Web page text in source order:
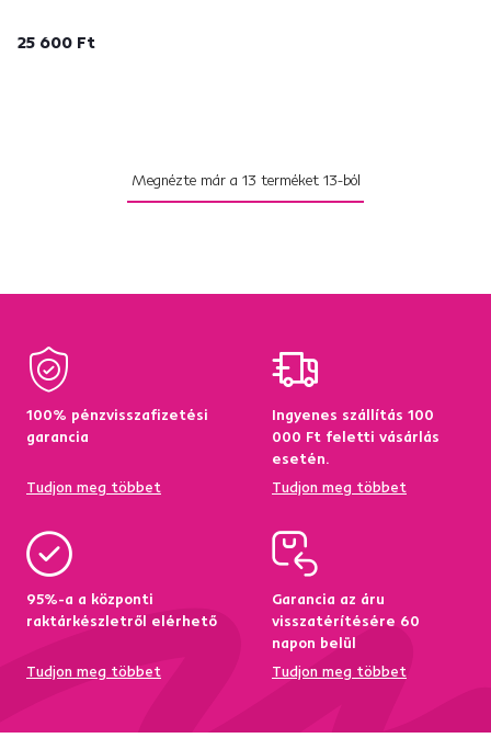
25 600 Ft
Megnézte már a 13 terméket 13-ból
100% pénzvisszafizetési
garancia
Tudjon meg többet
Ingyenes szállítás 100
000 Ft feletti vásárlás
esetén.
Tudjon meg többet
95%-a a központi
raktárkészletről elérhető
Tudjon meg többet
Garancia az áru
visszatérítésére 60
napon belül
Tudjon meg többet